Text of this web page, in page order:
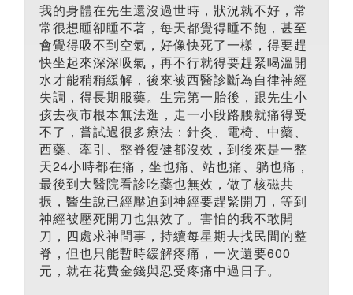
我的身體在先生還沒過世時，狀況就不好，常
常很想睡卻睡不著，每天都覺得睡不飽，甚至
會覺得吸不到空氣，好像快死了一樣，得要趕
快坐起來深深吸氣，再不行就得要趕緊喝溫開
水才能稍稍緩解，後來被西醫診斷為自律神經
失調，得長期服藥。生完第一胎後，跟先生小
孩去夜市根本無法逛，走一小段路腰就痛得受
不了，嘗試過很多療法：針灸、電椅、中藥、
西藥、牽引、整脊復健都沒效，到後來是一整
天24小時都在痛，坐也痛、站也痛、躺也痛，
最後到大醫院看診吃藥也無效，做了核磁共
振，醫生說已經壓迫到神經要趕緊開刀，等到
神經被壓死開刀也無效了。害怕的我不敢開
刀，四處求神問事，持續每星期去找民間的整
脊，但也只能暫時緩解疼痛，一次還要600
元，就在花費金錢與忍受疼痛中過日子。